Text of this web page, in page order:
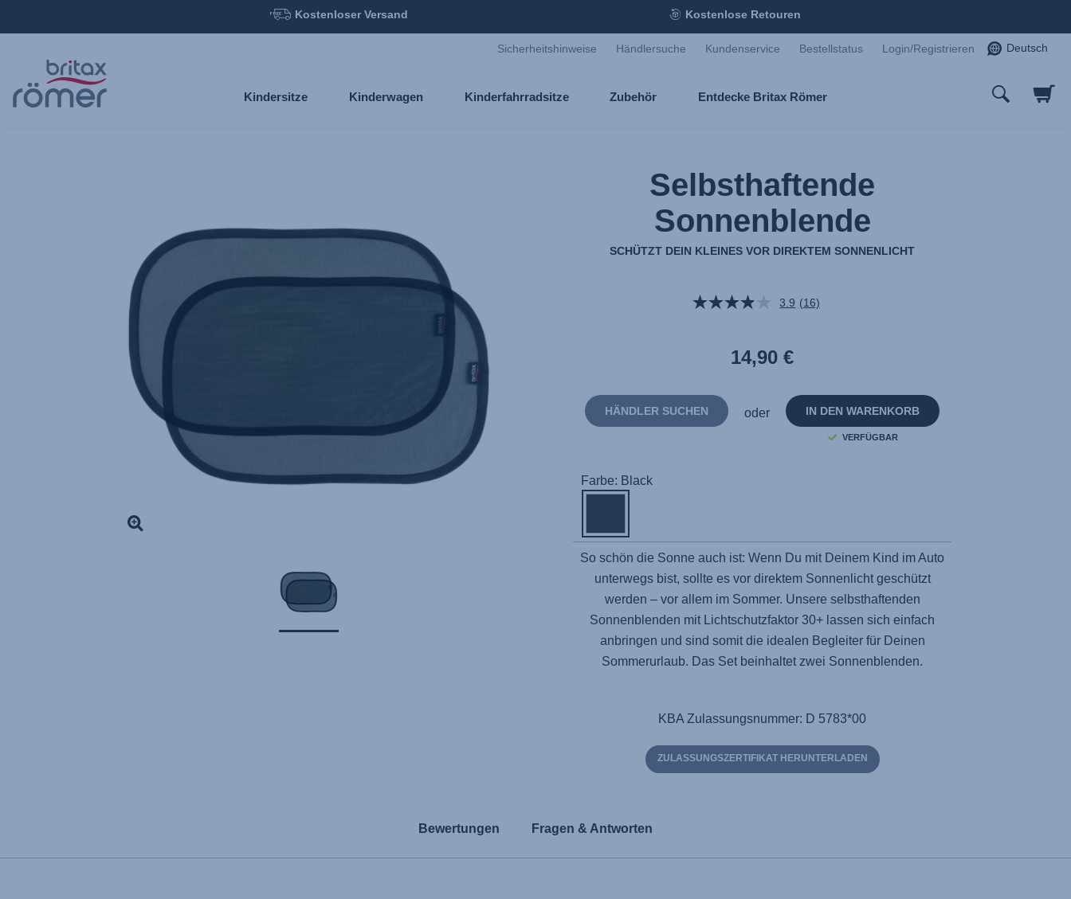
Hauptinhalt
springen
Kostenloser Versand Kostenlose Retouren
Sicherheitshinweise Händlersuche Kundenservice Bestellstatus Login/Registrieren Deutsch
Kindersitze Kinderwagen Kinderfahrradsitze Zubehör Entdecke Britax Römer
von
Selbsthaftende
Sonnenblende
SCHÜTZT DEIN KLEINES VOR DIREKTEM SONNENLICHT
3.9 16
(16)
14,90 €
IN DEN WARENKORB
VERFÜGBAR
oder
HÄNDLER SUCHEN
Farbe: Black
So schön die Sonne auch ist: Wenn Du mit Deinem Kind im Auto
unterwegs bist, sollte es vor direktem Sonnenlicht geschützt
werden – vor allem im Sommer. Unsere selbsthaftenden
Sonnenblenden mit Lichtschutzfaktor 30+ lassen sich einfach
anbringen und sind somit die idealen Begleiter für Deinen
Sommerurlaub. Das Set beinhaltet zwei Sonnenblenden.
KBA Zulassungsnummer: D 5783*00
ZULASSUNGSZERTIFIKAT HERUNTERLADEN
Bewertungen Fragen & Antworten